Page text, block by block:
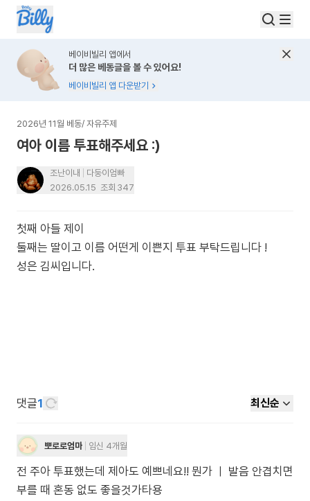
베이비빌리 앱에서
더 많은 베동글을 볼 수 있어요!
베이비빌리 앱 다운받기
2026년 11월 베동/ 자유주제
여아 이름 투표해주세요 :)
조난이내
다둥이엄빠
2026.05.15 조회 347
첫째 아들 제이
둘째는 딸이고 이름 어떤게 이쁜지 투표 부탁드립니다 !
댓글1 최신순
뽀로로엄마 임신 4개월
전 주아 투표했는데 제아도 예쁘네요!! 뭔가 ㅣ 발음 안겹치면
부를 때 혼동 없도 좋을것가타용